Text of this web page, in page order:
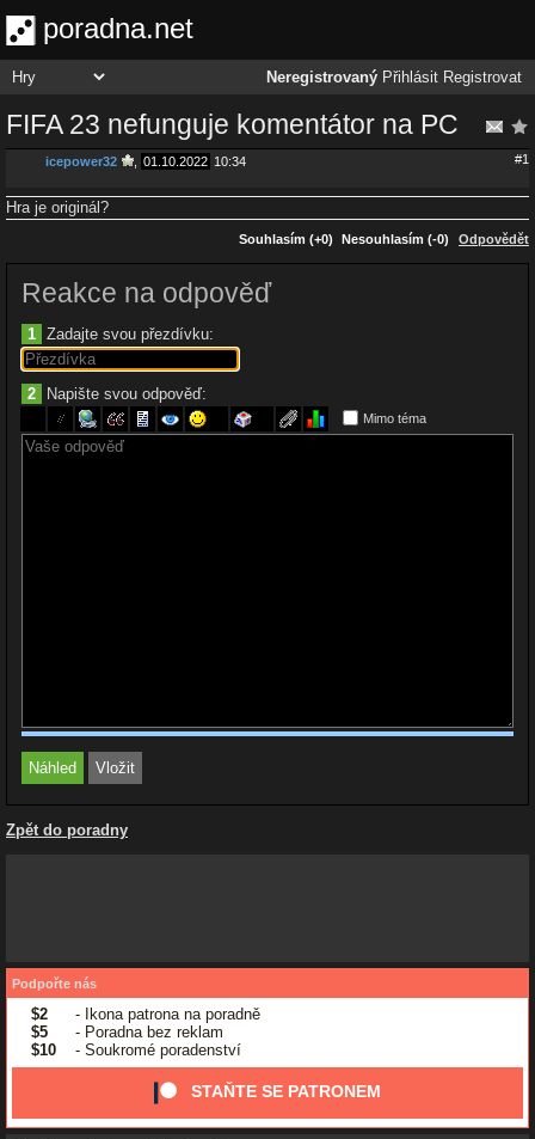
poradna.net
Neregistrovaný Přihlásit Registrovat
FIFA 23 nefunguje komentátor na PC
icepower32 01.10.2022 10:34 #1
Hra je originál?
Souhlasím (+0) Nesouhlasím (-0) Odpovědět
Reakce na odpověď
1 Zadajte svou přezdívku:
2 Napište svou odpověď:
Mimo téma
Zpět do poradny
Podpořte nás
$2
- Ikona patrona na poradně
$5
- Poradna bez reklam
$10
- Soukromé poradenství
STAŇTE SE PATRONEM